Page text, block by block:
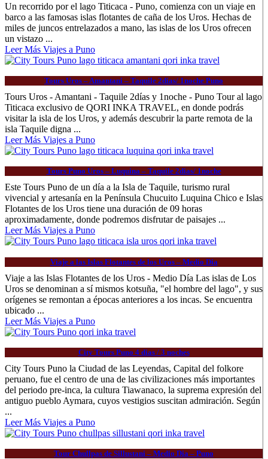
Un recorrido por el lago Titicaca - Puno, comienza con un viaje en
barco a las famosas islas flotantes de caña de los Uros. Hechas de
miles de juncos entrelazados a mano, las islas de los Uros ofrecen
un vistazo ...
Leer Más Viajes a Puno
Tours Uros – Amantani – Taquile 2dias/ 1noche Puno
Tours Uros - Amantani - Taquile 2días y 1noche - Puno Tour al lago
Titicaca exclusivo de QORI INKA TRAVEL, en donde podrás
visitar la isla de los Uros, y además descubrir la parte remota de la
isla Taquile digna ...
Leer Más Viajes a Puno
Tours Puno Uros – Luquina – Taquile 2dias/ 1noche
Este Tours Puno de un día a la Isla de Taquile, turismo rural
vivencial y artesanía en la Península Chucuito Luquina Chico e Islas
Flotantes de los Uros tiene una duración de 09 horas
aproximadamente, donde podremos disfrutar de paisajes ...
Leer Más Viajes a Puno
Viaje a las Islas Flotantes de los Uros – Medio Dia
Viaje a las Islas Flotantes de los Uros - Medio Día Las islas de Los
Uros se denominan a sí mismos kotsuña, "el hombre del lago", y sus
orígenes se remontan a épocas anteriores a los incas. Se encuentra
ubicado ...
Leer Más Viajes a Puno
City Tours Puno 4 dias / 3 noches
City Tours Puno la Ciudad de las Leyendas, Capital del folkore
peruano, fue el centro de una de las civilizaciones más importantes
del periodo pre-inca, la cultura Tiawanaco, la suprema expresión del
antiguo pueblo Aymara, cuyos vestigios suscitan admiración. Según
...
Leer Más Viajes a Puno
Tour Chullpas de Sillustani – Medio Dia – Puno